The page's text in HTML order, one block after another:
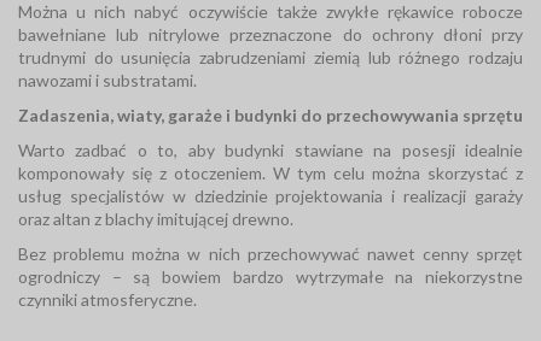
Można u nich nabyć oczywiście także zwykłe rękawice robocze
bawełniane lub nitrylowe przeznaczone do ochrony dłoni przy
trudnymi do usunięcia zabrudzeniami ziemią lub różnego rodzaju
nawozami i substratami.
Zadaszenia, wiaty, garaże i budynki do przechowywania sprzętu
Warto zadbać o to, aby budynki stawiane na posesji idealnie
komponowały się z otoczeniem. W tym celu można skorzystać z
usług specjalistów w dziedzinie projektowania i realizacji garaży
oraz altan z blachy imitującej drewno.
Bez problemu można w nich przechowywać nawet cenny sprzęt
ogrodniczy – są bowiem bardzo wytrzymałe na niekorzystne
czynniki atmosferyczne.